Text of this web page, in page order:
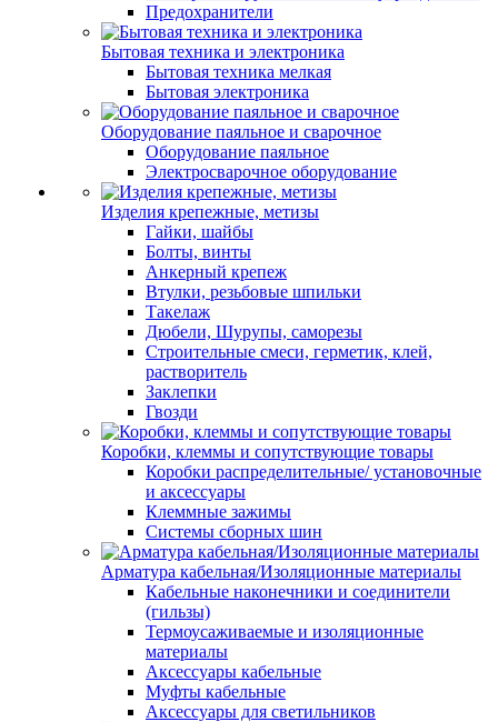
Предохранители
Бытовая техника и электроника
Бытовая техника мелкая
Бытовая электроника
Оборудование паяльное и сварочное
Оборудование паяльное
Электросварочное оборудование
Изделия крепежные, метизы
Гайки, шайбы
Болты, винты
Анкерный крепеж
Втулки, резьбовые шпильки
Такелаж
Дюбели, Шурупы, саморезы
Строительные смеси, герметик, клей,
растворитель
Заклепки
Гвозди
Коробки, клеммы и сопутствующие товары
Коробки распределительные/ установочные
и аксессуары
Клеммные зажимы
Системы сборных шин
Арматура кабельная/Изоляционные материалы
Кабельные наконечники и соединители
(гильзы)
Термоусаживаемые и изоляционные
материалы
Аксессуары кабельные
Муфты кабельные
Аксессуары для светильников